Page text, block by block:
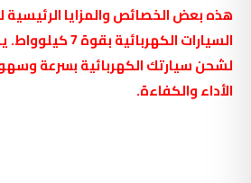
هذه بعض الخصائص والمزايا
السيارات
لشحن سيارتك الكهربائية بسرعة
الأداء والكفاءة.